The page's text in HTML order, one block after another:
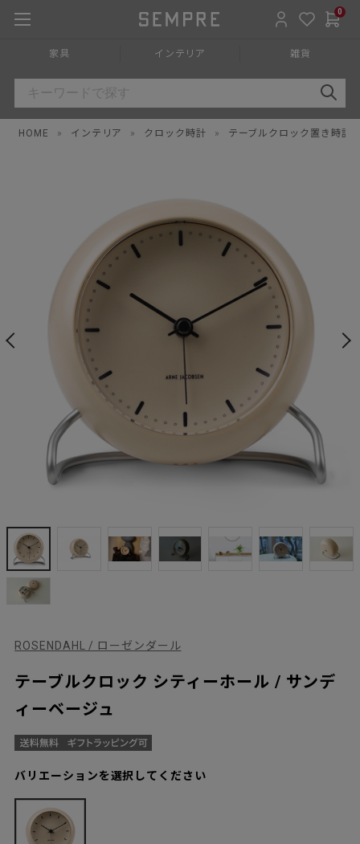
0
家具 インテリア 雑貨
HOME » インテリア » クロック時計 » テーブルクロック置き時計
ROSENDAHL / ローゼンダール
テーブルクロック シティーホール / サンデ
ィーベージュ
バリエーションを選択してください